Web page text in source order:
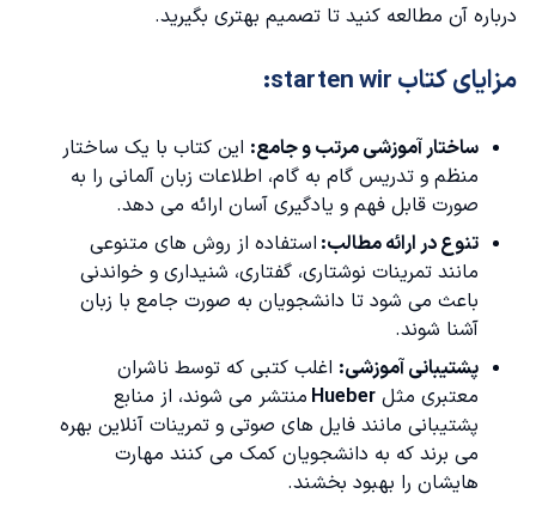
درباره آن مطالعه کنید تا تصمیم بهتری بگیرید.
مزایای کتاب starten wir:
ساختار آموزشی مرتب و جامع: این کتاب با یک ساختار
منظم و تدریس گام به گام، اطلاعات زبان آلمانی را به
صورت قابل فهم و یادگیری آسان ارائه می دهد.
تنوع در ارائه مطالب: استفاده از روش های متنوعی
مانند تمرینات نوشتاری، گفتاری، شنیداری و خواندنی
باعث می شود تا دانشجویان به صورت جامع با زبان
آشنا شوند.
پشتیبانی آموزشی: اغلب کتبی که توسط ناشران
معتبری مثل Hueber منتشر می شوند، از منابع
پشتیبانی مانند فایل های صوتی و تمرینات آنلاین بهره
می برند که به دانشجویان کمک می کنند مهارت
هایشان را بهبود بخشند.